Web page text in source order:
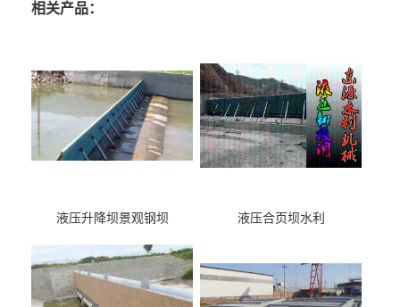
相关产品：
液压升降坝景观钢坝 液压合页坝水利